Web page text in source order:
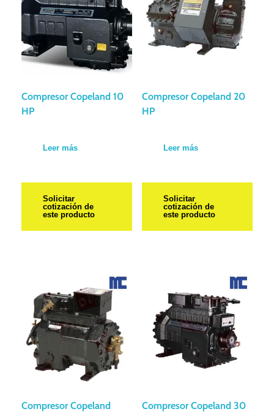
Compresor Copeland 10
HP
Leer más
Solicitar
cotización de
este producto
Compresor Copeland 20
HP
Leer más
Solicitar
cotización de
este producto
Compresor Copeland
Compresor Copeland 30